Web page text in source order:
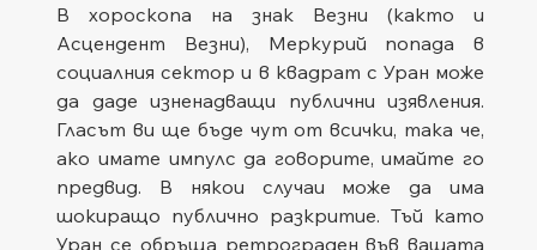
В хороскопа на знак Везни (както и
Асцендент Везни), Меркурий попада в
социалния сектор и в квадрат с Уран може
да даде изненадващи публични изявления.
Гласът ви ще бъде чут от всички, така че,
ако имате импулс да говорите, имайте го
предвид. В някои случаи може да има
шокиращо публично разкритие. Тъй като
Уран се обръща ретрограден във вашата